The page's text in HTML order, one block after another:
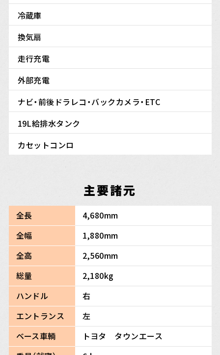
冷蔵庫
換気扇
走行充電
外部充電
ナビ・前後ドラレコ・バックカメラ・ETC
19L給排水タンク
カセットコンロ
主要諸元
全長
4,680mm
全幅
1,880mm
全高
2,560mm
総量
2,180kg
ハンドル
右
エントランス
左
ベース車輌
トヨタ タウンエース